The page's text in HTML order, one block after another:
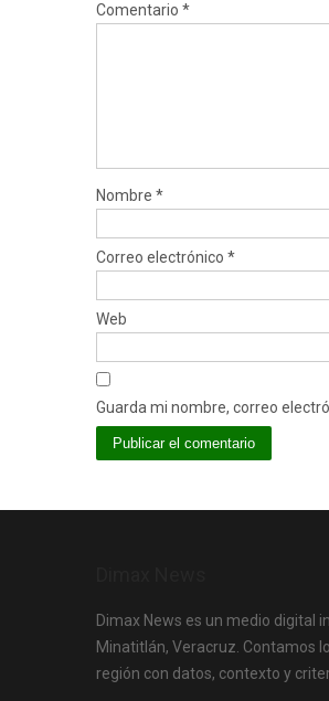
Comentario *
Nombre *
Correo electrónico *
Web
Guarda mi nombre, correo
Dimax News es un medio digital
Minatitlán, Veracruz. Contamos
región con datos, contexto y